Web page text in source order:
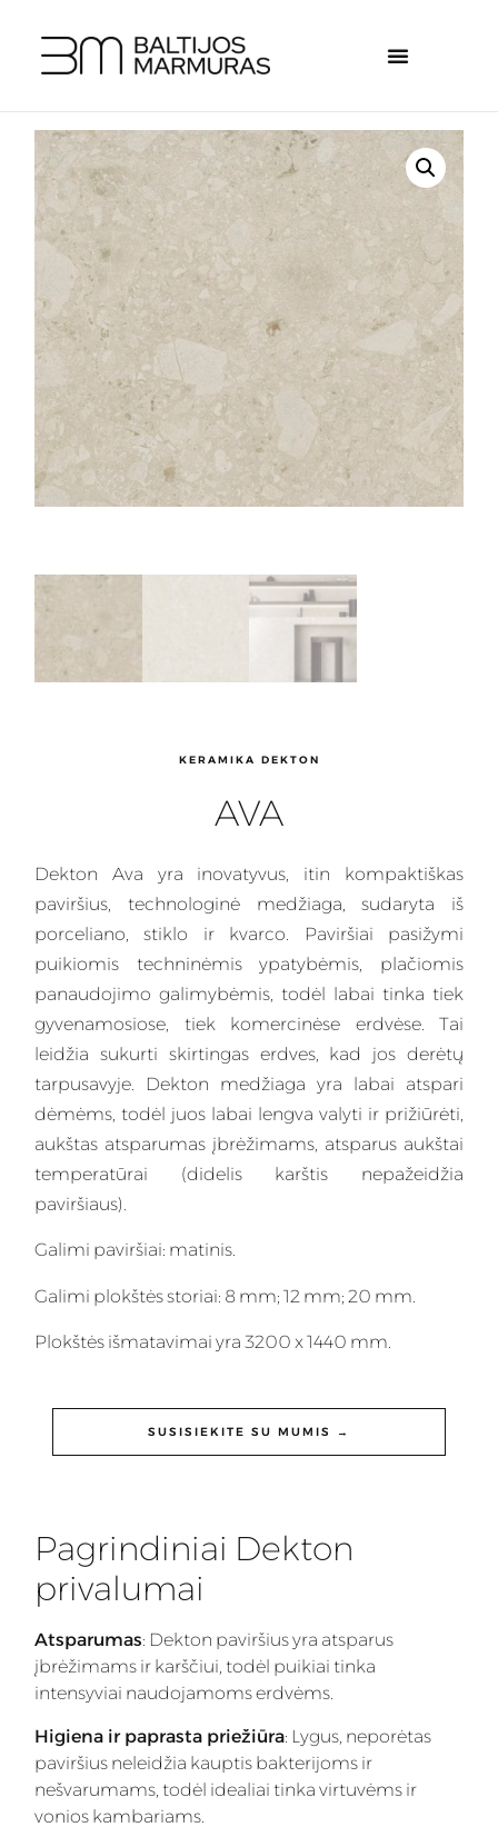
KERAMIKA DEKTON
AVA
Dekton Ava yra inovatyvus, itin kompaktiškas
paviršius, technologinė medžiaga, sudaryta iš
porceliano, stiklo ir kvarco.
Paviršiai pasižymi
puikiomis techninėmis ypatybėmis, plačiomis
panaudojimo galimybėmis, todėl labai tinka tiek
gyvenamosiose, tiek komercinėse erdvėse. Tai
leidžia sukurti skirtingas erdves, kad jos derėtų
tarpusavyje. Dekton medžiaga yra labai atspari
dėmėms, todėl juos labai lengva valyti ir prižiūrėti,
aukštas atsparumas įbrėžimams, atsparus aukštai
temperatūrai (didelis karštis nepažeidžia
paviršiaus).
Galimi paviršiai: matinis.
Galimi plokštės storiai: 8 mm; 12 mm; 20 mm.
Plokštės išmatavimai yra 3200 x 1440 mm.
SUSISIEKITE SU MUMIS →
Pagrindiniai Dekton
privalumai
Atsparumas: Dekton paviršius yra atsparus
įbrėžimams ir karščiui, todėl puikiai tinka
intensyviai naudojamoms erdvėms.
Higiena ir paprasta priežiūra: Lygus, neporėtas
paviršius neleidžia kauptis bakterijoms ir
nešvarumams, todėl idealiai tinka virtuvėms ir
vonios kambariams.